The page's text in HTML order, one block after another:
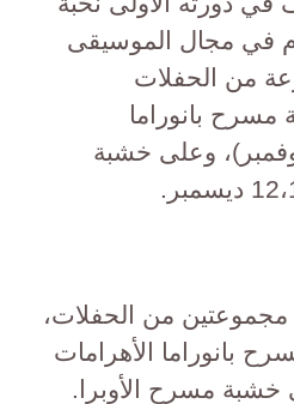
في مجال الموسيقى
من الحفلات
بانوراما
(24-30 نوفمبر)، وعلى خشبة
مجموعتين من الحفلات،
بانوراما الأهرامات
خشبة مسرح الأوبرا.